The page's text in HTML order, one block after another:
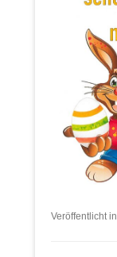
Veröffentlicht in